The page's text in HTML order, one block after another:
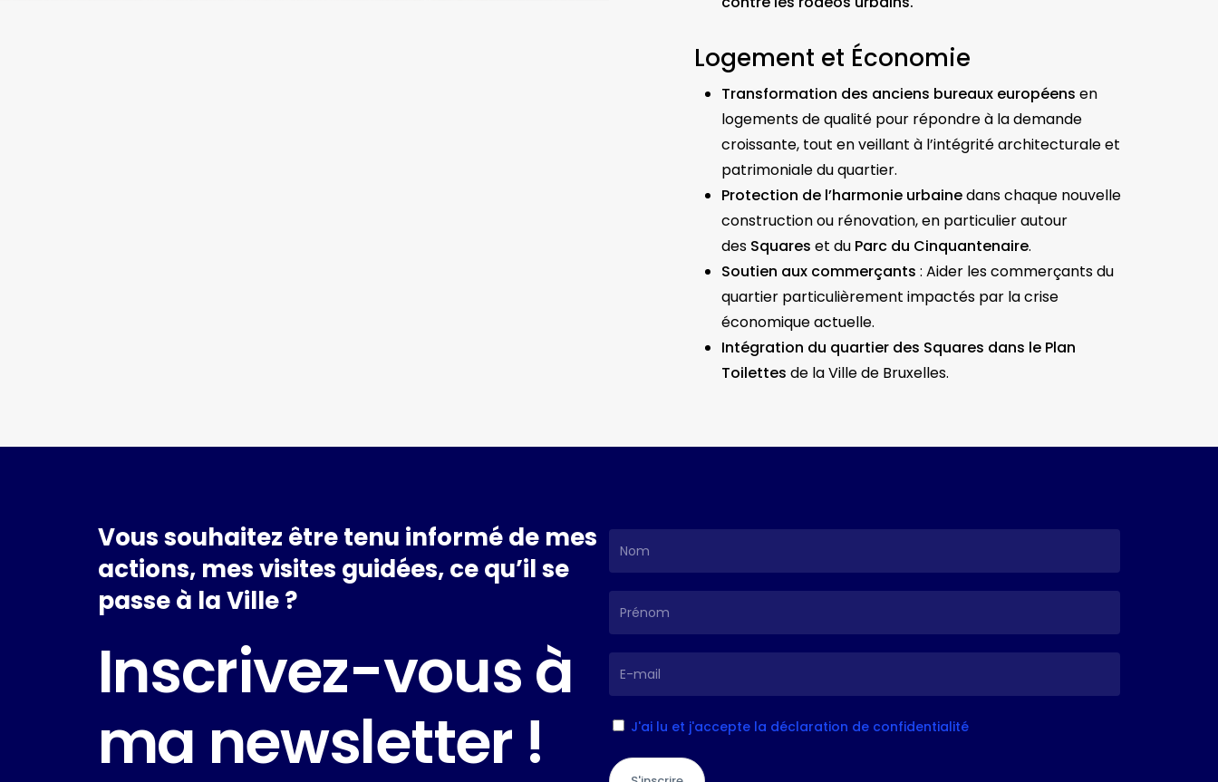
Logement et Économie
Transformation des anciens bureaux européens en
logements de qualité pour répondre à la demande
croissante, tout en veillant à l’intégrité architecturale et
patrimoniale du quartier.
Protection de l’harmonie urbainedans chaque nouvelle
construction ou rénovation, en particulier autour
des Squares et du Parc du Cinquantenaire.
Soutien aux commerçants : Aider les commerçants du
quartier particulièrement impactés par la crise
économique actuelle.
Intégration du quartier des Squares dans le Plan
Toilettes de la Ville de Bruxelles.
Voussouhaitez être tenu informé de mes
actions, mesvisites guidées, ce qu’ilse
passe à laVille ?
Inscrivez-vousà
ma newsletter ! J'ai lu et j'accepte la déclaration de confidentialité